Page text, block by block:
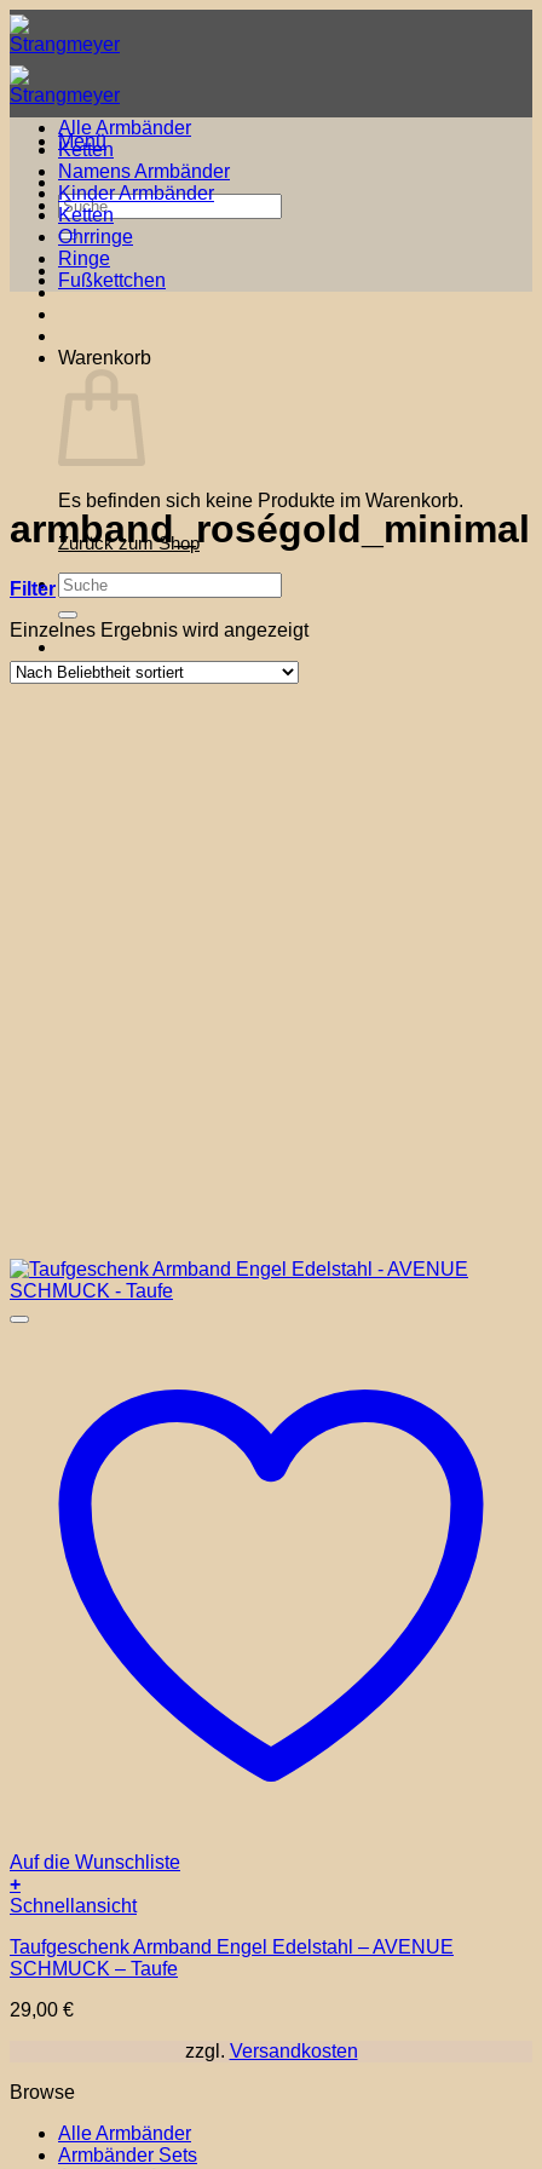
Zum
Inhalt
springen
Menü
Suche
nach:
Warenkorb
Es befinden sich keine Produkte im Warenkorb.
Zurück zum Shop
Suche
nach:
Alle Armbänder
Ketten
Namens Armbänder
Kinder Armbänder
Ketten
Ohrringe
Ringe
Fußkettchen
armband_roségold_minimal
Filter
Einzelnes Ergebnis wird angezeigt
Auf die Wunschliste
+
Schnellansicht
Taufgeschenk Armband Engel Edelstahl – AVENUE
SCHMUCK – Taufe
29,00 €
zzgl. Versandkosten
Browse
Alle Armbänder
Armbänder Sets